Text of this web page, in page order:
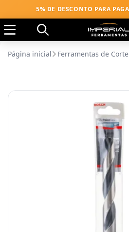
5% DE DESCONTO PARA
Página inicial Ferramentas de Corte